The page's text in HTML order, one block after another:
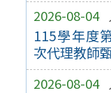
2026-08-04
115學年度
次代理教師
2026-08-04